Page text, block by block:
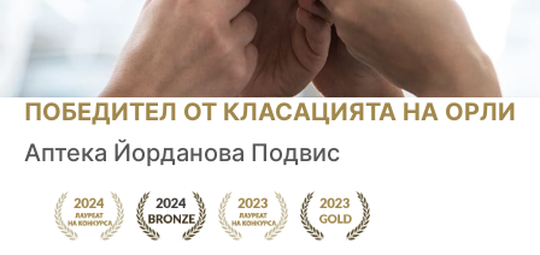
ПОБЕДИТЕЛ ОТ КЛАСАЦИЯТА НА ОРЛИ
Аптека Йорданова Подвис